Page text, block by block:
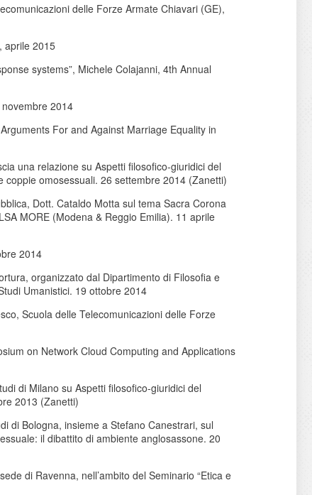
delle Forze Armate Chiavari (GE),
aprile 2015
systems”, Michele Colajanni, 4th Annual
2014
For and Against Marriage Equality in
una relazione su Aspetti filosofico-giuridici del
coppie omosessuali. 26 settembre 2014 (Zanetti)
Dott. Cataldo Motta sul tema Sacra Corona
MORE (Modena & Reggio Emilia). 11 aprile
2014
organizzato dal Dipartimento di Filosofia e
Umanistici. 19 ottobre 2014
Scuola delle Telecomunicazioni delle Forze
on Network Cloud Computing and Applications
di Milano su Aspetti filosofico-giuridici del
2013 (Zanetti)
di Bologna, insieme a Stefano Canestrari, sul
il dibattito di ambiente anglosassone. 20
di Ravenna, nell’ambito del Seminario “Etica e